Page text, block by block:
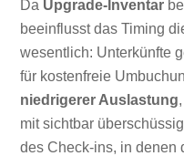
Da Upgrade-Inventar
beeinflusst das Timing
wesentlich: Unterkünfte
für kostenfreie
niedrigerer Auslastung
mit sichtbar
des Check-ins, in denen